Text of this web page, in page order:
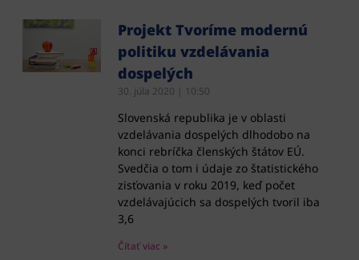
Projekt Tvoríme modernú
politiku vzdelávania
dospelých
30. júla 2020 10:50
Slovenská republika je v oblasti
vzdelávania dospelých dlhodobo na
konci rebríčka členských štátov EÚ.
Svedčia o tom i údaje zo štatistického
zisťovania v roku 2019, keď počet
vzdelávajúcich sa dospelých tvoril iba
3,6
Čítať viac »